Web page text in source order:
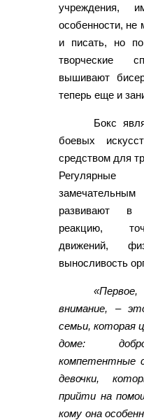
учреждения,
особенности, не
и писать, но
творческие
вышивают
теперь еще и
Бокс
боевых
средством для
развивают в
реакцию,
движений,
выносливость
внимание, –
семьи, которая
доме:
компетентные
девочки,
прийти на
кому она